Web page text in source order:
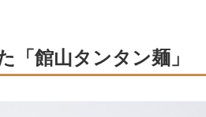
「館山タンタン麺」